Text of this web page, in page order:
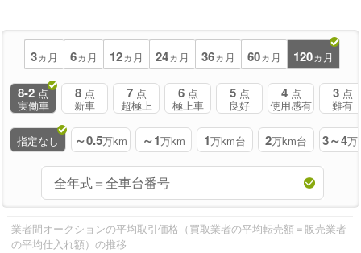
3ヵ月 6ヵ月 12ヵ月 24ヵ月 36ヵ月 60ヵ月 120ヵ月
8-2 点
実働車
8 点
新車
7 点
超極上
6 点
極上車
5 点
良好
4 点
使用感有
3 点
難有
指定なし ～0.5万km ～1万km 1万km台 2万km台 3～4万
業者間オークションの平均取引価格（買取業者の平均転売額＝販売業者
の平均仕入れ額）の推移